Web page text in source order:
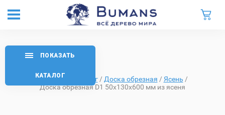
Главная Каталог / Доска обрезная / Ясень /
Доска обрезная D1 50х130х600 мм из ясеня
ПОКАЗАТЬ
КАТАЛОГ